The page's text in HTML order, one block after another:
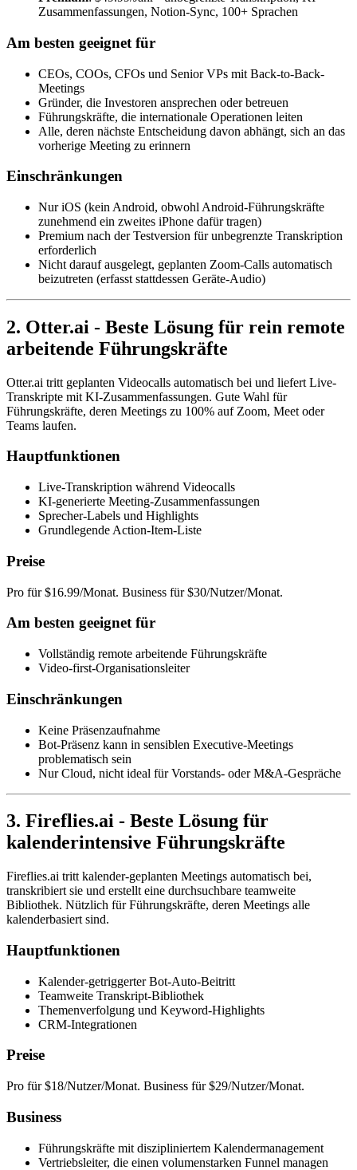
Zusammenfassungen, Notion-Sync, 100+ Sprachen
Am besten geeignet für
CEOs, COOs, CFOs und Senior VPs mit Back-to-Back-
Meetings
Gründer, die Investoren ansprechen oder betreuen
Führungskräfte, die internationale Operationen leiten
Alle, deren nächste Entscheidung davon abhängt, sich an das
vorherige Meeting zu erinnern
Einschränkungen
Nur iOS (kein Android, obwohl Android-Führungskräfte
zunehmend ein zweites iPhone dafür tragen)
Premium nach der Testversion für unbegrenzte Transkription
erforderlich
Nicht darauf ausgelegt, geplanten Zoom-Calls automatisch
beizutreten (erfasst stattdessen Geräte-Audio)
2. Otter.ai - Beste Lösung für rein remote
arbeitende Führungskräfte
Otter.ai tritt geplanten Videocalls automatisch bei und liefert Live-
Transkripte mit KI-Zusammenfassungen. Gute Wahl für
Führungskräfte, deren Meetings zu 100% auf Zoom, Meet oder
Teams laufen.
Hauptfunktionen
Live-Transkription während Videocalls
KI-generierte Meeting-Zusammenfassungen
Sprecher-Labels und Highlights
Grundlegende Action-Item-Liste
Preise
Pro für $16.99/Monat. Business für $30/Nutzer/Monat.
Am besten geeignet für
Vollständig remote arbeitende Führungskräfte
Video-first-Organisationsleiter
Einschränkungen
Keine Präsenzaufnahme
Bot-Präsenz kann in sensiblen Executive-Meetings
problematisch sein
Nur Cloud, nicht ideal für Vorstands- oder M&A-Gespräche
3. Fireflies.ai - Beste Lösung für
kalenderintensive Führungskräfte
Fireflies.ai tritt kalender-geplanten Meetings automatisch bei,
transkribiert sie und erstellt eine durchsuchbare teamweite
Bibliothek. Nützlich für Führungskräfte, deren Meetings alle
kalenderbasiert sind.
Hauptfunktionen
Kalender-getriggerter Bot-Auto-Beitritt
Teamweite Transkript-Bibliothek
Themenverfolgung und Keyword-Highlights
CRM-Integrationen
Preise
Pro für $18/Nutzer/Monat. Business für $29/Nutzer/Monat.
Business
Führungskräfte mit diszipliniertem Kalendermanagement
Vertriebsleiter, die einen volumenstarken Funnel managen